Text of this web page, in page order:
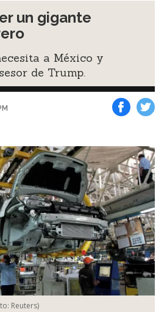
un gigante
a México y
de Trump.
Reuters)